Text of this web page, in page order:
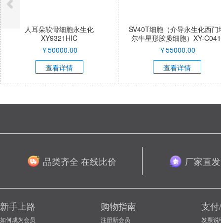
人耳朵软骨细胞永生化
XY9321HIC
￥50000.00
查看详情
SV40T细胞（介导永生化西门
尔牛星形胶质细胞）XY-
QI
￥55000.00
查看详情
品类齐全 在线比价 厂家直
新手上路
如何成为会员
购物指南
注册新会员
支
发票说